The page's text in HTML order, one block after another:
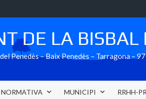
DE LA BISBAL
Penedès – Baix Penedès – Tarragona –
NORMATIVA MUNICIPI RRHH-